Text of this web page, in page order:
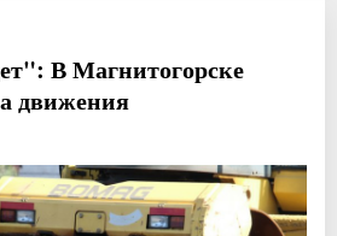
В Магнитогорске
движения